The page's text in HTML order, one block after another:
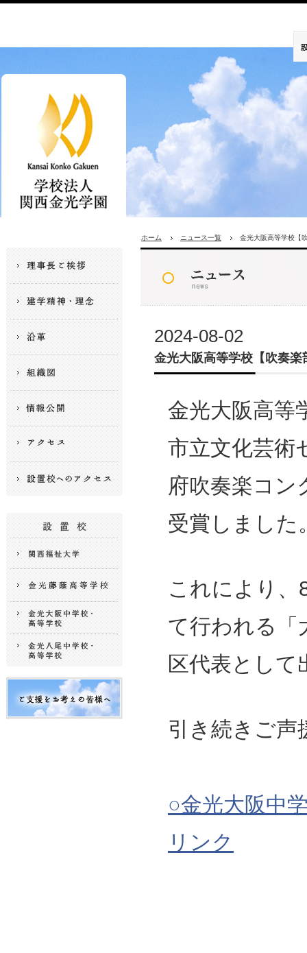
ホーム ニュース一覧 金光大阪高等学校【
2024-08-02
金光大阪高等学校【吹奏
金光大阪高等
市立文化芸術
府吹奏楽コン
受賞しました
これにより、
て行われる「
区代表として
引き続きご声
○金光大阪中
リンク